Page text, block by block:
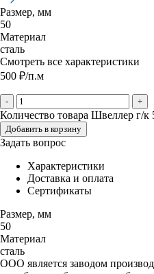
Размер, мм
50
Материал
сталь
Смотреть все характеристики
500 ₽/п.м
- +
Количество товара Швеллер г/к
Добавить в корзину
Задать вопрос
Характеристики
Доставка и оплата
Сертификаты
Размер, мм
50
Материал
сталь
ООО является заводом